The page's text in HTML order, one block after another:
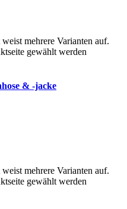
mehrere Varianten auf.
gewählt werden
& -jacke
mehrere Varianten auf.
gewählt werden